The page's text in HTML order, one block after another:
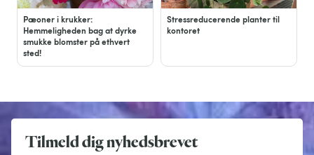
Pæoner i krukker:
Hemmeligheden bag at dyrke
smukke blomster på ethvert
sted!
Stressreducerende planter til
kontoret
Tilmeld dig nyhedsbrevet